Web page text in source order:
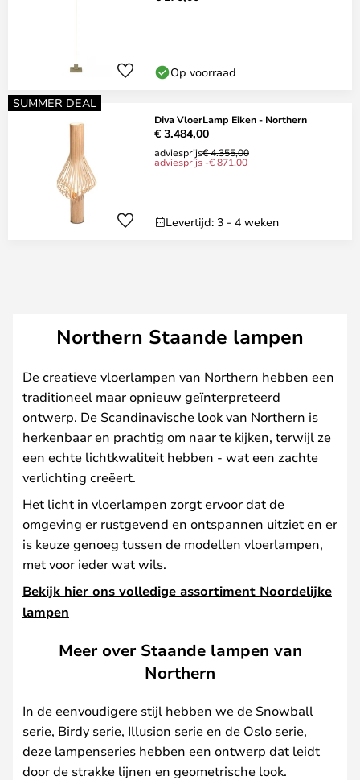
Op voorraad
SUMMER DEAL
Diva VloerLamp Eiken - Northern
€ 3.484,00
adviesprijs€ 4.355,00
adviesprijs -€ 871,00
Levertijd: 3 - 4 weken
Northern Staande lampen
De creatieve vloerlampen van Northern hebben een
traditioneel maar opnieuw geïnterpreteerd
ontwerp. De Scandinavische look van Northern is
herkenbaar en prachtig om naar te kijken, terwijl ze
een echte lichtkwaliteit hebben - wat een zachte
verlichting creëert.
Het licht in vloerlampen zorgt ervoor dat de
omgeving er rustgevend en ontspannen uitziet en er
is keuze genoeg tussen de modellen vloerlampen,
met voor ieder wat wils.
Bekijk hier ons volledige assortiment Noordelijke
lampen
Meer over Staande lampen van
Northern
In de eenvoudigere stijl hebben we de Snowball
serie, Birdy serie, Illusion serie en de Oslo serie,
deze lampenseries hebben een ontwerp dat leidt
door de strakke lijnen en geometrische look.